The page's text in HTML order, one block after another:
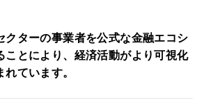
クターの事業者を公式な金融エコシ
ことにより、経済活動がより可視化
ています。